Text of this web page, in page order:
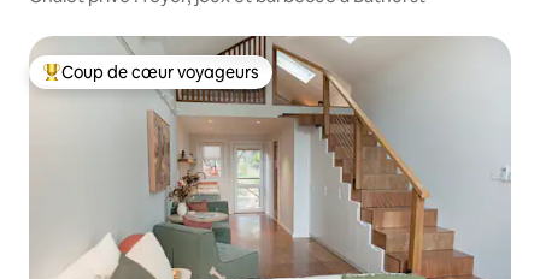
Coups de cœur voyageurs les plus appréciés
Coup de cœur voyageurs